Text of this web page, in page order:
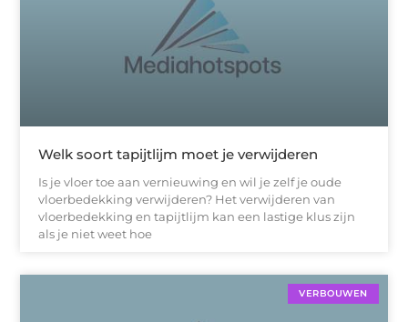
Welk soort tapijtlijm moet je verwijderen
Is je vloer toe aan vernieuwing en wil je zelf je oude
vloerbedekking verwijderen? Het verwijderen van
vloerbedekking en tapijtlijm kan een lastige klus zijn
als je niet weet hoe
VERBOUWEN